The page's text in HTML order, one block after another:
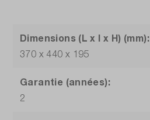
Dimensions (L x l x H) (mm):
370 x 440 x 195
Garantie (années):
2